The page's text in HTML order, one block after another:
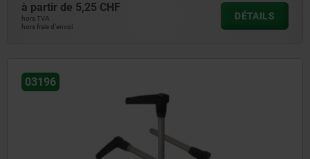
à partir de 5,25 CHF
hors TVA
hors frais d’envoi
DÉTAILS
03196